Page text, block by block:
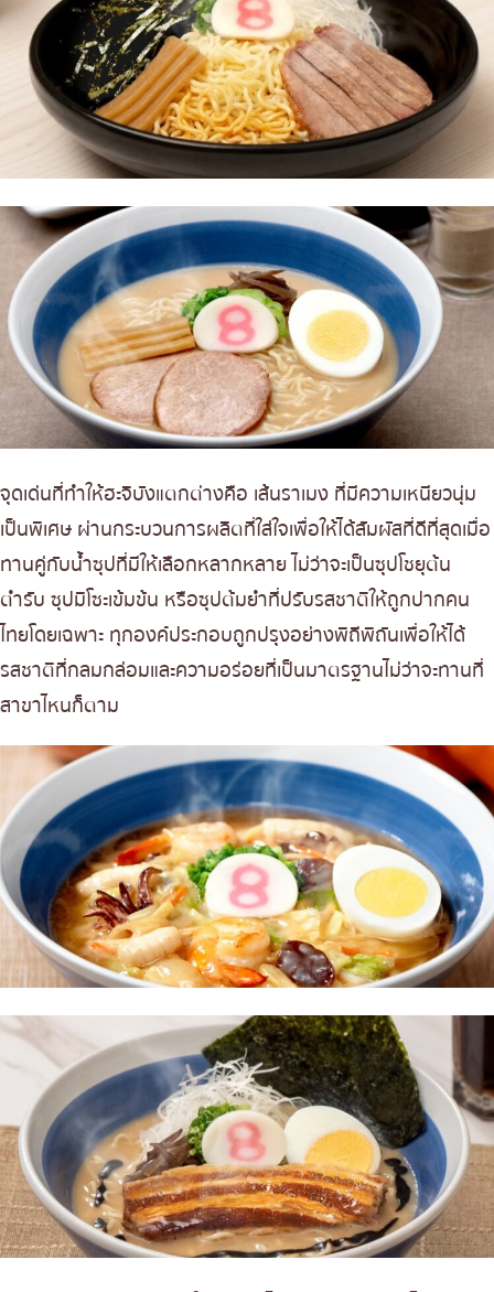
จุดเด่นที่ทำให้ฮะจิบังแตกต่างคือ เส้นราเมง ที่มีความเหนียวนุ่ม
เป็นพิเศษ ผ่านกระบวนการผลิตที่ใส่ใจเพื่อให้ได้สัมผัสที่ดีที่สุดเมื่อ
ทานคู่กับน้ำซุปที่มีให้เลือกหลากหลาย ไม่ว่าจะเป็นซุปโชยุต้น
ตำรับ ซุปมิโซะเข้มข้น หรือซุปต้มยำที่ปรับรสชาติให้ถูกปากคน
ไทยโดยเฉพาะ ทุกองค์ประกอบถูกปรุงอย่างพิถีพิถันเพื่อให้ได้
รสชาติที่กลมกล่อมและความอร่อยที่เป็นมาตรฐานไม่ว่าจะทานที่
สาขาไหนก็ตาม